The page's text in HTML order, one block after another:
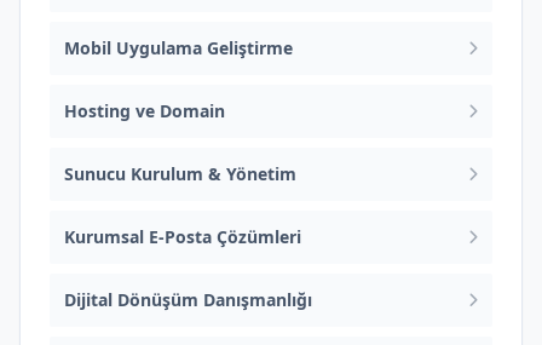
Mobil Uygulama Geliştirme
Hosting ve Domain
Sunucu Kurulum & Yönetim
Kurumsal E-Posta Çözümleri
Dijital Dönüşüm Danışmanlığı